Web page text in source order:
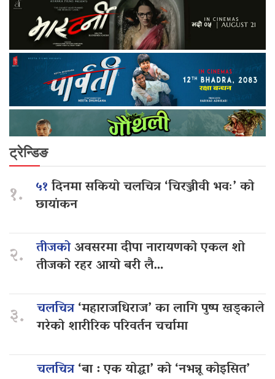
ट्रेन्डिङ
१. ५१दिनमा सकियो चलचित्र ‘चिरञ्जीवी भवः’ को
छायांकन
२. तीजकोअवसरमा दीपा नारायणको एकल शो
तीजको रहर आयो बरी लै…
३. चलचित्र‘महाराजधिराज’ का लागि पुष्प खड्काले
गरेको शारीरिक परिवर्तन चर्चामा
चलचित्र‘बा : एक योद्धा’ को ‘नभन्नू कोइसित’